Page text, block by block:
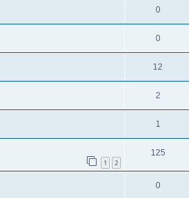
0
0
12
2
1
1 2
125
0